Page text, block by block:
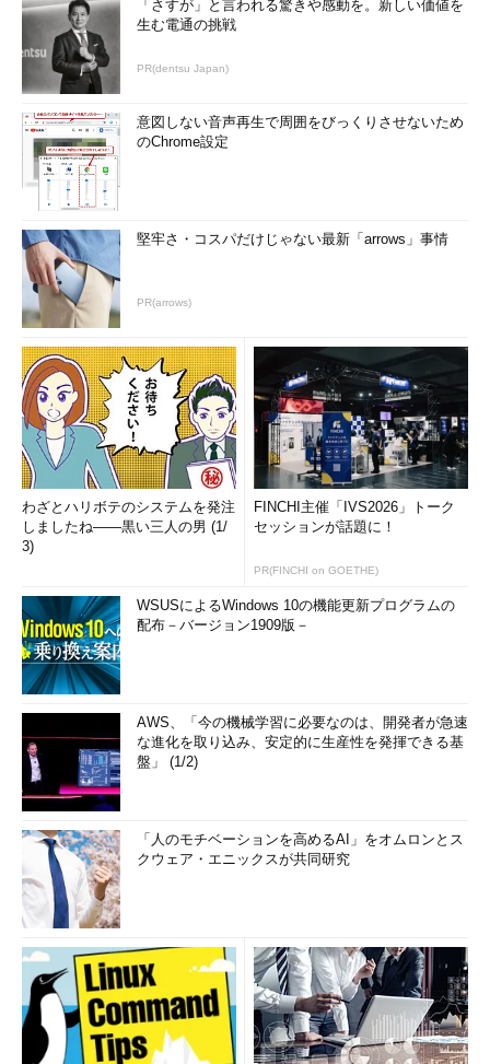
「最近、大手のコンサルティング会社にERPコンサルタントと
して転職した方の前職はエンジニアでした。この方の場合、何が
決め手になったのかというと、コンサルタントがさまざまな会社
へ提案に行く際に必ず同行していたのです。これを繰り返すこと
で、自然に業務プロセスが頭に入ってきた。結果的に見れば、こ
の経験が転職を可能にした大きな要因でした」
らく転職活動は成功しなかったのではないだろうか。
「エンジニアは仕事量も多く、毎日大変だとは思いますが、日
ごろから意識的に視野を広く持つ。あるいは自分の専門領域外の
仕事であり、また浅い知識であっても構わないから、少しでも吸
収していくという姿勢が、後々になってとても生きてきます」
もちろん、専門知識はベースとして当然必要だが、それだけだ
と競争力のあるキャリアはつくれない。どうしても選べる仕事も
限られてくる。息の長いエンジニアを目指すのであれば、ぜひ自
分の可能性を広げることを意識するべきだろう。
「プロマネ」後のキャリアに必要な条件とは！？
では、プロジェクト・マネージャまで上り詰めたとして、その
後のキャリアにはどのような展開があり得るだろうか。
まず考えられるのは、現在の会社にずっととどまるのか、それ
ともどこか別の会社に転職するのか、この二者択一だ。自分自身
く方法もある。もし、いまの会社にまだまだ成長する余地があ
り、自分の能力で伸ばしていけるポジションにいるのであれば、
技術のバックグラウンドを持ちつつ経営幹部を目指す方法もあ
る。最近よくいわれる「CIO」という役職がこのパターンだ。
ただ、社長を技術面からサポートするには、当然マネジメント
自体も分かっていなければ務まらない。いずれにせよ、プロジェ
クト・マネージャにまで上り詰めた後、会社に残るかどうかは、
その企業が将来どうなるのかの見極めがポイントになる。いまの
日本では、CIOという職種のニーズはまだ少ないが、将来的に
は、必要に迫られる時期がくるだろう。
では、思い切って「起業」という選択肢はどうか。近年、エン
ジニア出身者が起業する例は多いが、現実はかなり厳しいよう
「さすが」と言われる驚きや感動を。新しい価値を
生む電通の挑戦
PR(dentsu Japan)
意図しない音声再生で周囲をびっくりさせないため
のChrome設定
堅牢さ・コスパだけじゃない最新「arrows」事情
PR(arrows)
わざとハリボテのシステムを発注
しましたね――黒い三人の男 (1/
3)
FINCHI主催「IVS2026」トーク
セッションが話題に！
PR(FINCHI on GOETHE)
WSUSによるWindows 10の機能更新プログラムの
配布－バージョン1909版－
AWS、「今の機械学習に必要なのは、開発者が急速
な進化を取り込み、安定的に生産性を発揮できる基
盤」 (1/2)
「人のモチベーションを高めるAI」をオムロンとス
クウェア・エニックスが共同研究